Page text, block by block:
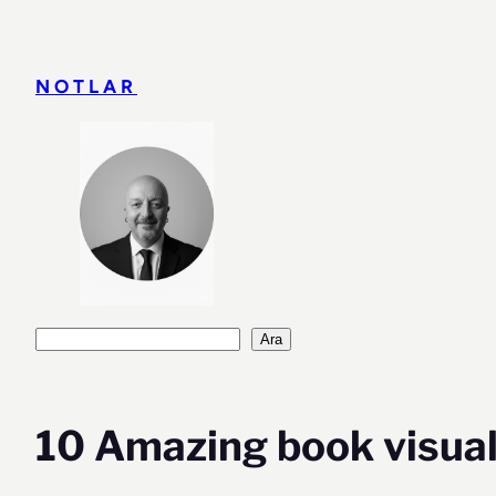
NOTLAR
Ara Ara
10 Amazing book